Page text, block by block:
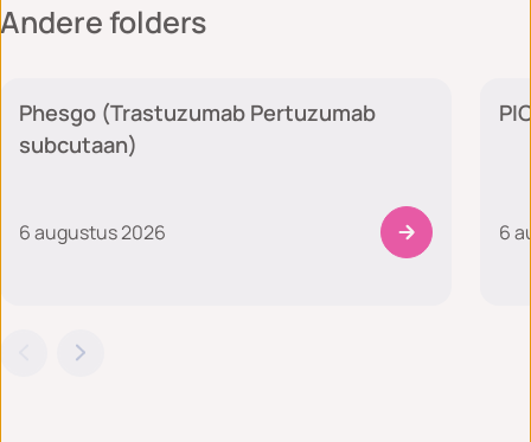
Andere folders
Phesgo (Trastuzumab Pertuzumab
subcutaan)
6 augustus 2026 6